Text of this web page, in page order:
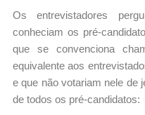
Os entrevistadores
conheciam os pré-
que se convenciona
equivalente aos
e que não votariam nele de
de todos os pré-candidatos: